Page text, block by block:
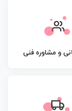
و مشاوره فنی